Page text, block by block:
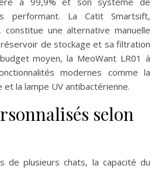
performant. La Catit Smartsift,
une alternative manuelle
de stockage et sa filtration
moyen, la MeoWant LR01 à
modernes comme la
la lampe UV antibactérienne.
selon
de plusieurs chats, la capacité du